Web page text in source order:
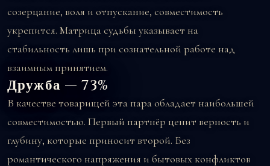
созерцание, воля и отпускание, совместимость
укрепится. Матрица судьбы указывает на
стабильность лишь при сознательной работе над
взаимным принятием.
Дружба — 73%
В качестве товарищей эта пара обладает наибольшей
совместимостью. Первый партнёр ценит верность и
глубину, которые приносит второй. Без
романтического напряжения и бытовых конфликтов